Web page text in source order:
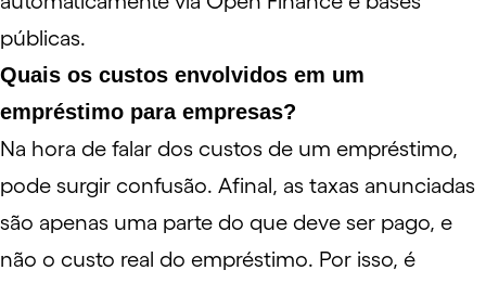
públicas.
Quais os custos envolvidos em um
empréstimo para empresas?
Na hora de falar dos custos de um empréstimo,
pode surgir confusão. Afinal, as taxas anunciadas
são apenas uma parte do que deve ser pago, e
não o custo real do empréstimo. Por isso, é